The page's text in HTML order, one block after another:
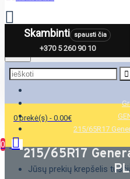
Menu
0 prekė(s) - 0.00€
0
Jūsų prekių krepšelis
Skambinti spausti čia
+370 5 260 90 10
215/65R17
215/65R17